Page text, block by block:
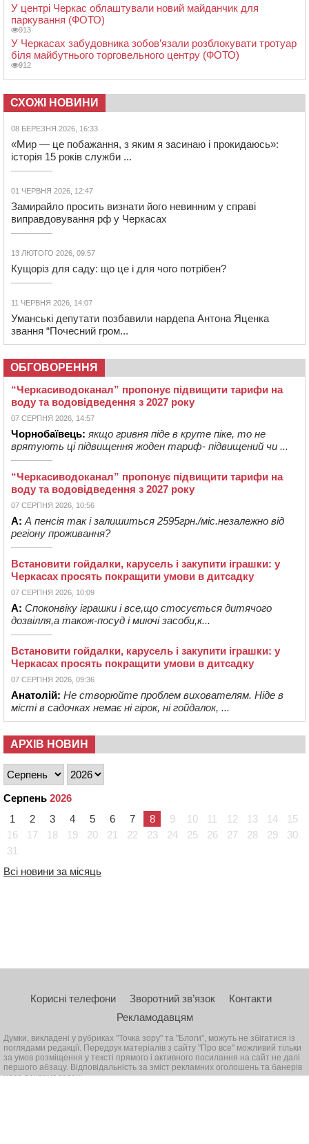
У центрі Черкас облаштували новий майданчик для
паркування (ФОТО)
913
У Черкасах забудовника зобов’язали розблокувати тротуар
біля майбутнього торговельного центру (ФОТО)
912
СХОЖІ НОВИНИ
08 БЕРЕЗНЯ 2026, 16:33
«Мир — це побажання, з яким я засинаю і прокидаюсь»:
історія 15 років служби ...
01 ЧЕРВНЯ 2026, 12:47
Замирайло просить визнати його невинним у справі
виправдовування рф у Черкасах
13 ЛЮТОГО 2026, 09:57
Кущоріз для саду: що це і для чого потрібен?
11 ЧЕРВНЯ 2026, 14:07
Уманські депутати позбавили нардепа Антона Яценка
звання “Почесний гром...
ОБГОВОРЕННЯ
“Черкасиводоканал” пропонує підвищити тарифи на
воду та водовідведення з 2027 року
07 СЕРПНЯ 2026, 14:57
Чорнобаївець: якщо гривня піде в круте піке, то не
врятують ці підвищення жоден тариф- підвищений чи ...
“Черкасиводоканал” пропонує підвищити тарифи на
воду та водовідведення з 2027 року
07 СЕРПНЯ 2026, 10:56
А: А пенсія так і залишиться 2595грн./міс.незалежно від
регіону проживання?
Встановити гойдалки, карусель і закупити іграшки: у
Черкасах просять покращити умови в дитсадку
07 СЕРПНЯ 2026, 10:09
А: Споконвіку іграшки і все,що стосується дитячого
дозвілля,а також-посуд і миючі засоби,к...
Встановити гойдалки, карусель і закупити іграшки: у
Черкасах просять покращити умови в дитсадку
07 СЕРПНЯ 2026, 09:36
Анатолій: Не створюйте проблем вихователям. Ніде в
місті в садочках немає ні гірок, ні гойдалок, ...
АРХІВ НОВИН
Серпень 2026
1
2 3 4 5 6 7 8 9 10 11 12 13 14
15
16
17 18 19 20 21 22 23 24 25 26 27 28 29
30
31
Всі новини за місяць
Корисні телефони Зворотний зв’язок
Контакти
Рекламодавцям
Думки, викладені у рубриках "Точка зору" та "Блоги", можуть не збігатися із
поглядами редакції. Передрук матеріалів з сайту "Про все" можливий тільки
за умов розміщення у тексті прямого і активного посилання на сайт не далі
першого абзацу. Відповідальність за зміст рекламних оголошень та банерів
несе рекламодавець